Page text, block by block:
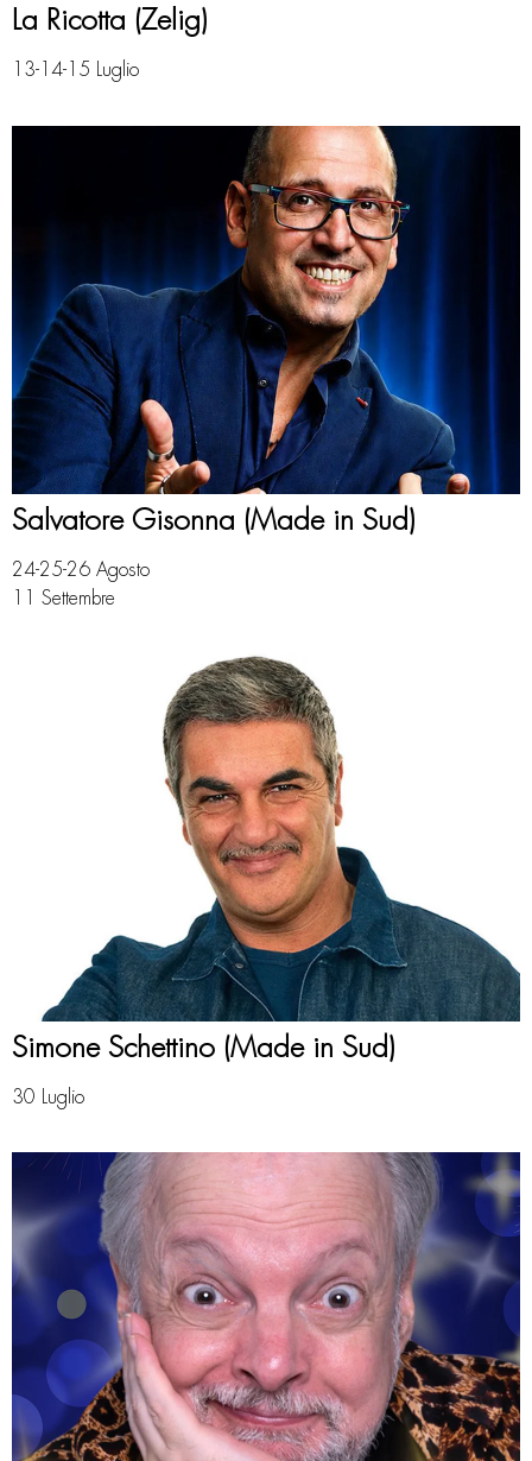
La Ricotta (Zelig)
13-14-15 Luglio
Salvatore Gisonna (Made in Sud)
24-25-26 Agosto
11 Settembre
Simone Schettino (Made in Sud)
30 Luglio